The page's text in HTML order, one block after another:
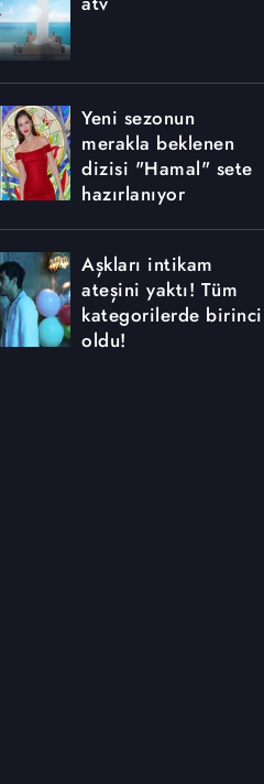
Yeni sezonun
merakla beklenen
dizisi "Hamal" sete
hazırlanıyor
Aşkları intikam
ateşini yaktı! Tüm
kategorilerde birinci
oldu!